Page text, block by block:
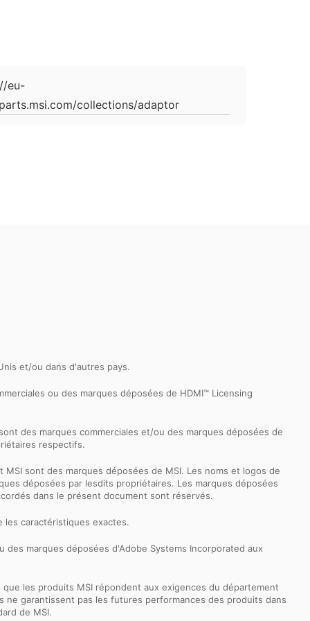
eu-
collections/adaptor
et/ou dans d'autres pays.
ou des marques déposées de HDMI™ Licensing
des marques commerciales et/ou des marques déposées de
respectifs.
sont des marques déposées de MSI. Les noms et logos de
déposées par lesdits propriétaires. Les marques déposées
dans le présent document sont réservés.
les caractéristiques exactes.
marques déposées d'Adobe Systems Incorporated aux
les produits MSI répondent aux exigences du département
garantissent pas les futures performances des produits dans
de MSI.